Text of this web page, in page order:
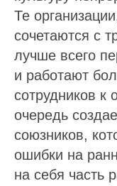
Те
сочетаются с
лучше всего
и работают
сотрудников
очередь
союзников,
ошибки на
на себя часть